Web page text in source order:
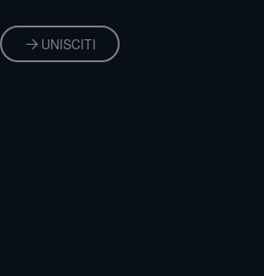
UNISCITI